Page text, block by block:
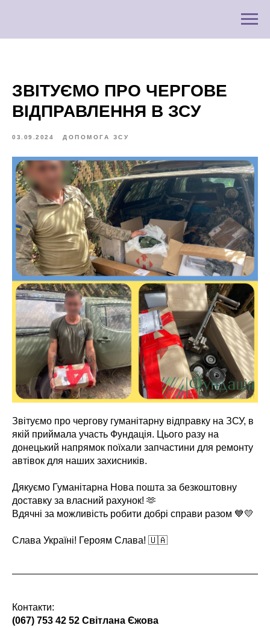
ЗВІТУЄМО ПРО ЧЕРГОВЕ
ВІДПРАВЛЕННЯ В ЗСУ
03.09.2024 ДОПОМОГА ЗСУ
Звітуємо про чергову гуманітарну відправку на ЗСУ, в
якій приймала участь Фундація. Цього разу на
донецький напрямок поїхали запчастини для ремонту
автівок для наших захисників.
Дякуємо Гуманітарна Нова пошта за безкоштовну
доставку за власний рахунок! 🫶
Вдячні за можливість робити добрі справи разом 💙💛
Слава Україні! Героям Слава! 🇺🇦
Контакти:
(067) 753 42 52 Світлана Єжова